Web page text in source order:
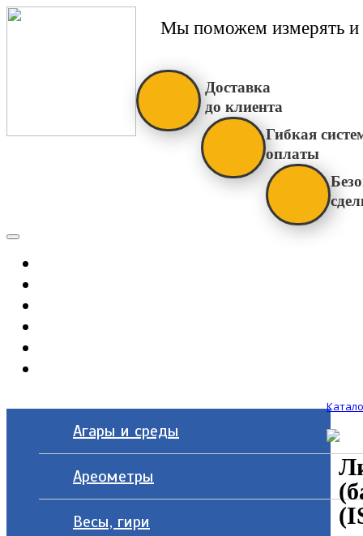
Мы поможем измерять и
Доставка
до клиента
Гибкая
оплаты
Агары и среды
Ареометры
Весы, гири